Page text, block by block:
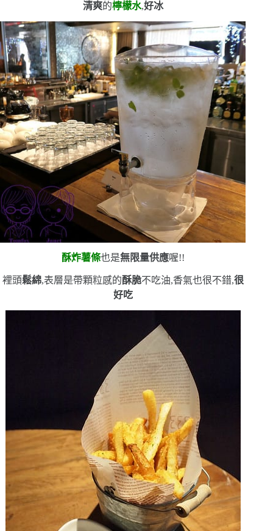
清爽的檸檬水,好冰
酥炸薯條也是無限量供應喔!!
裡頭鬆綿,表層是帶顆粒感的酥脆不吃油,香氣也很不錯,很
好吃